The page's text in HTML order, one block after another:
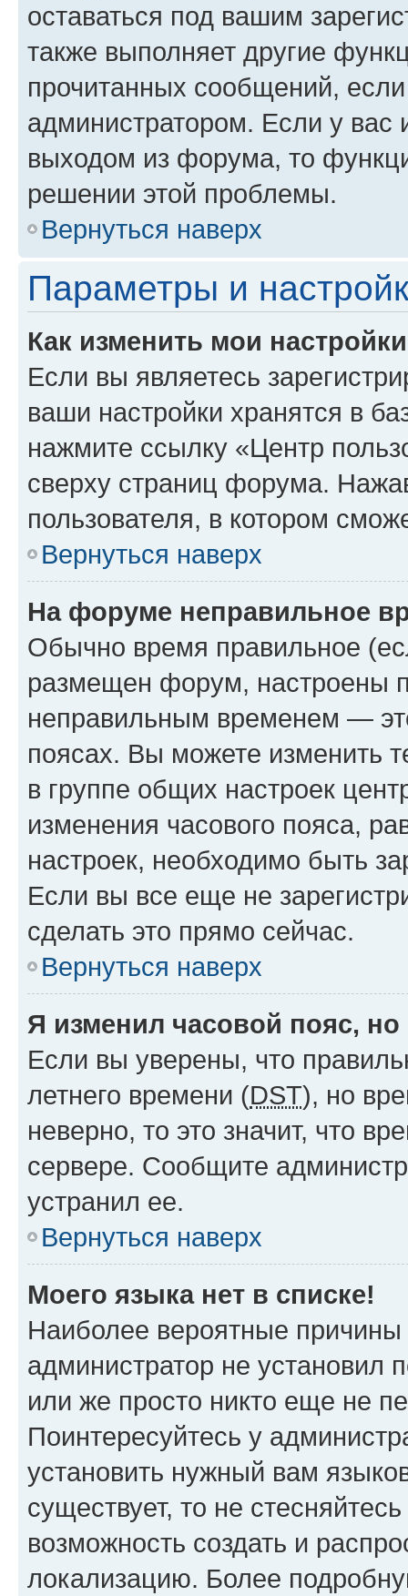
оставаться под вашим
также выполняет другие
прочитанных сообщений,
администратором. Если у
выходом из форума, то
решении этой проблемы.
Вернуться наверх
Параметры и
Как изменить мои
Если вы являетесь
ваши настройки хранятся в
нажмите ссылку «Центр
сверху страниц форума.
пользователя, в котором
Вернуться наверх
На форуме неправильное
Обычно время правильное
размещен форум, настроены
неправильным временем —
поясах. Вы можете изменить
в группе общих настроек
изменения часового пояса,
настроек, необходимо быть
Если вы все еще не
сделать это прямо сейчас.
Вернуться наверх
Я изменил часовой пояс,
Если вы уверены, что
летнего времени (DST), но
неверно, то это значит, что
сервере. Сообщите
устранил ее.
Вернуться наверх
Моего языка нет в списке!
Наиболее вероятные причины
администратор не установил
или же просто никто еще не
Поинтересуйтесь у
установить нужный вам
существует, то не
возможность создать и
локализацию. Более